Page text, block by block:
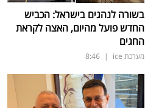
בשורה לנהגים בישראל: הכביש
החדש פועל מהיום, האצה לקראת
החגים
מערכת ice |
8:46